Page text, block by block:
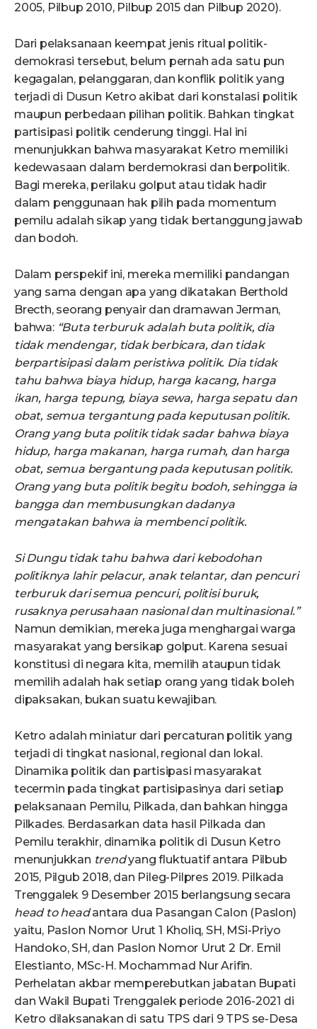
2005, Pilbup 2010, Pilbup 2015 dan Pilbup 2020).
Dari pelaksanaan keempat jenis ritual politik-
demokrasi tersebut, belum pernah ada satu pun
kegagalan, pelanggaran, dan konflik politik yang
terjadi di Dusun Ketro akibat dari konstalasi politik
maupun perbedaan pilihan politik. Bahkan tingkat
partisipasi politik cenderung tinggi. Hal ini
menunjukkan bahwa masyarakat Ketro memiliki
kedewasaan dalam berdemokrasi dan berpolitik.
Bagi mereka, perilaku golput atau tidak hadir
dalam penggunaan hak pilih pada momentum
pemilu adalah sikap yang tidak bertanggung jawab
dan bodoh.
Dalam perspekif ini, mereka memiliki pandangan
yang sama dengan apa yang dikatakan Berthold
Brecth, seorang penyair dan dramawan Jerman,
bahwa: “Buta terburuk adalah buta politik, dia
tidak mendengar, tidak berbicara, dan tidak
berpartisipasi dalam peristiwa politik. Dia tidak
tahu bahwa biaya hidup, harga kacang, harga
ikan, harga tepung, biaya sewa, harga sepatu dan
obat, semua tergantung pada keputusan politik.
Orang yang buta politik tidak sadar bahwa biaya
hidup, harga makanan, harga rumah, dan harga
obat, semua bergantung pada keputusan politik.
Orang yang buta politik begitu bodoh, sehingga ia
bangga dan membusungkan dadanya
mengatakan bahwa ia membenci politik.
SiDungu tidak tahu bahwa dari kebodohan
politiknya lahir pelacur, anak telantar, dan pencuri
terburuk dari semua pencuri, politisi buruk,
rusaknya perusahaan nasional dan multinasional. ”
Namun demikian, mereka juga menghargai warga
masyarakat yang bersikap golput. Karena sesuai
konstitusi di negara kita, memilih ataupun tidak
memilih adalah hak setiap orang yang tidak boleh
dipaksakan, bukan suatu kewajiban.
Ketro adalah miniatur dari percaturan politik yang
terjadi di tingkat nasional, regional dan lokal.
Dinamika politik dan partisipasi masyarakat
tecermin pada tingkat partisipasinya dari setiap
pelaksanaan Pemilu, Pilkada, dan bahkan hingga
Pilkades. Berdasarkan data hasil Pilkada dan
Pemilu terakhir, dinamika politik di Dusun Ketro
menunjukkan trendyang fluktuatif antara Pilbub
2015, Pilgub 2018, dan Pileg-Pilpres 2019. Pilkada
Trenggalek 9 Desember 2015 berlangsung secara
head to headantara dua Pasangan Calon (Paslon)
yaitu, Paslon Nomor Urut 1 Kholiq, SH, MSi-Priyo
Handoko, SH, dan Paslon Nomor Urut 2 Dr. Emil
Elestianto, MSc-H. Mochammad Nur Arifin.
Perhelatan akbar memperebutkan jabatan Bupati
dan Wakil Bupati Trenggalek periode 2016-2021 di
Ketro dilaksanakan di satu TPS dari 9 TPS se-Desa